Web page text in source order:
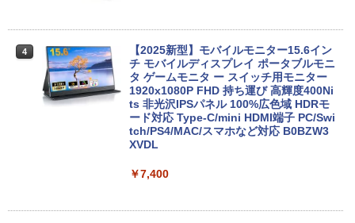
メモリ4GB～ 高速SSD1TB 最大 フルHD
Webカメラ zoom 軽量薄型 無線 型番更
新で在庫処分
￥9,980
【中古】 店長セレクト おまかせA4ノー
SSD120GB以上 メモリ4GB Celeron搭
中古パソコン
4
【エントリーでポイント100％還元のチ
ャンス】GMKtec M8 ミニPC【AMD Ryz
en 5 PRO 6650H 16GB 512GB】4.5GH
z 6コア 12スレッド OCuLink Windows
11 Pro LPDDR5 6400MT/s 16T増設 3画
面2.5GbpsLAN Bluetooth5.2 WiFi HD
MI 省エネ ゲーミングpc みにpc minipc
8K コンパクト
￥78,248
4
【2025新型】モバイルモニター15.6イン
チ モバイルディスプレイ ポータブルモニ
タ ゲームモニタ ー スイッチ用モニター
1920x1080P FHD 持ち運び 高輝度400Ni
ts 非光沢IPSパネル 100%広色域 HDRモ
ード対応 Type-C/mini HDMI端子 PC/Swi
tch/PS4/MAC/スマホなど対応 B0BZW3
XVDL
￥7,400